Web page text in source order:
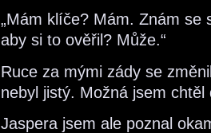
„Mám klíče? Mám. Znám se
aby si to ověřil? Může.“
Ruce za mými zády se
nebyl jistý. Možná jsem
Jaspera jsem ale poznal